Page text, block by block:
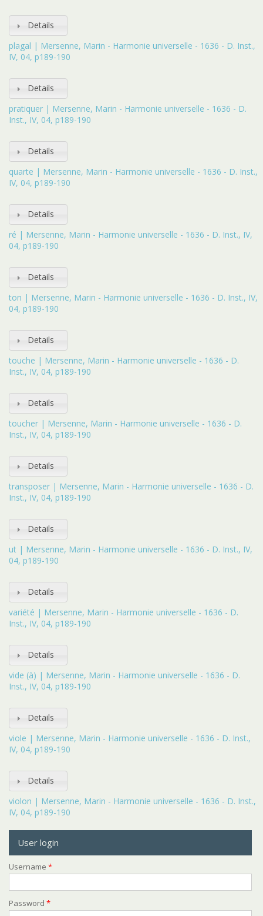
Details
plagal | Mersenne, Marin - Harmonie universelle - 1636 - D. Inst.,
IV, 04, p189-190
Details
pratiquer | Mersenne, Marin - Harmonie universelle - 1636 - D.
Inst., IV, 04, p189-190
Details
quarte | Mersenne, Marin - Harmonie universelle - 1636 - D. Inst.,
IV, 04, p189-190
Details
ré | Mersenne, Marin - Harmonie universelle - 1636 - D. Inst., IV,
04, p189-190
Details
ton | Mersenne, Marin - Harmonie universelle - 1636 - D. Inst., IV,
04, p189-190
Details
touche | Mersenne, Marin - Harmonie universelle - 1636 - D.
Inst., IV, 04, p189-190
Details
toucher | Mersenne, Marin - Harmonie universelle - 1636 - D.
Inst., IV, 04, p189-190
Details
transposer | Mersenne, Marin - Harmonie universelle - 1636 - D.
Inst., IV, 04, p189-190
Details
ut | Mersenne, Marin - Harmonie universelle - 1636 - D. Inst., IV,
04, p189-190
Details
variété | Mersenne, Marin - Harmonie universelle - 1636 - D.
Inst., IV, 04, p189-190
Details
vide (à) | Mersenne, Marin - Harmonie universelle - 1636 - D.
Inst., IV, 04, p189-190
Details
viole | Mersenne, Marin - Harmonie universelle - 1636 - D. Inst.,
IV, 04, p189-190
Details
violon | Mersenne, Marin - Harmonie universelle - 1636 - D. Inst.,
IV, 04, p189-190
User login
Username *
Password *